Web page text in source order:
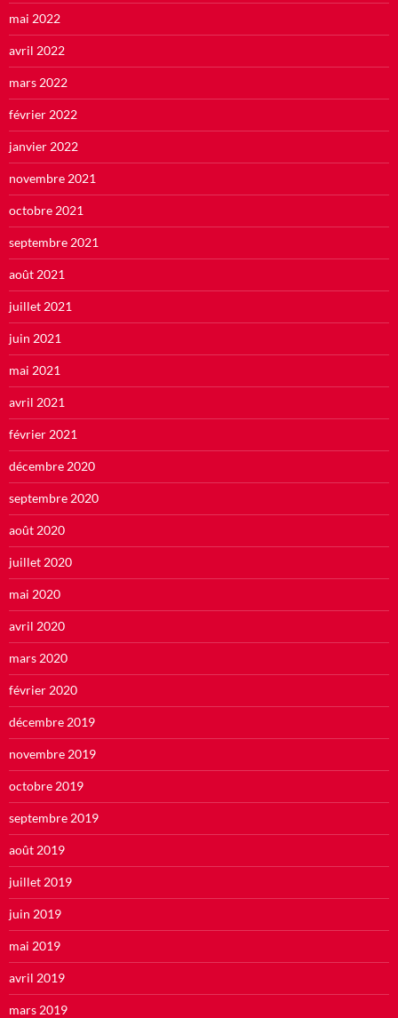
mai 2022
avril 2022
mars 2022
février 2022
janvier 2022
novembre 2021
octobre 2021
septembre 2021
août 2021
juillet 2021
juin 2021
mai 2021
avril 2021
février 2021
décembre 2020
septembre 2020
août 2020
juillet 2020
mai 2020
avril 2020
mars 2020
février 2020
décembre 2019
novembre 2019
octobre 2019
septembre 2019
août 2019
juillet 2019
juin 2019
mai 2019
avril 2019
mars 2019